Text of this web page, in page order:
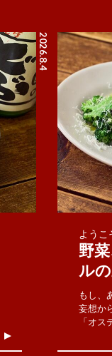
2026.8.4
ようこ
野
ル
もし、
妄想か
「オス